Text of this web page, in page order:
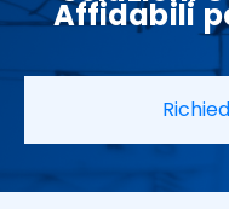
Affidabili